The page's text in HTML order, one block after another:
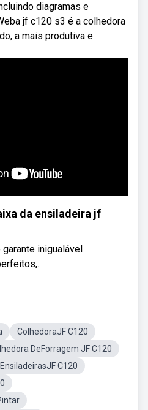
diagramas e
jf c120 s3 é a colhedora
a mais produtiva e
da ensiladeira jf
inigualável
ColhedoraJF C120
DeForragem JF C120
EnsiladeirasJF C120